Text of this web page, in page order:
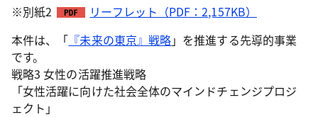
※別紙2
リーフレット（PDF：2,157KB）
本件は、「 『未来の東京』戦略」を推進する先導的事業
です。
戦略3 女性の活躍推進戦略
「女性活躍に向けた社会全体のマインドチェンジプロジ
ェクト」